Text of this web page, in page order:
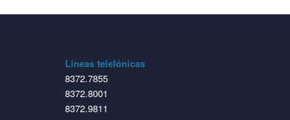
Líneas telefónicas
8372.7855
8372.8001
8372.9811